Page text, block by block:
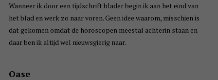
Wanneer ik door een tijdschrift blader begin ik aan het eind van
het blad en werk zo naar voren. Geen idee waarom, misschien is
dat gekomen omdat de horoscopen meestal achterin staan en
daar ben ik altijd wel nieuwsgierig naar.
Oase